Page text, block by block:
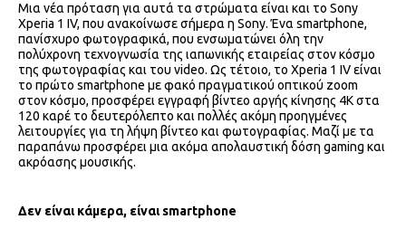
Μια νέα πρόταση για αυτά τα στρώματα είναι και το Sony
Xperia 1 IV, που ανακοίνωσε σήμερα η Sony. Ένα smartphone,
πανίσχυρο φωτογραφικά, που ενσωματώνει όλη την
πολύχρονη τεχνογνωσία της ιαπωνικής εταιρείας στον κόσμο
της φωτογραφίας και του video. Ως τέτοιο, το Xperia 1 IV είναι
το πρώτο smartphone με φακό πραγματικού οπτικού zoom
στον κόσμο, προσφέρει εγγραφή βίντεο αργής κίνησης 4Κ στα
120 καρέ το δευτερόλεπτο και πολλές ακόμη προηγμένες
λειτουργίες για τη λήψη βίντεο και φωτογραφίας. Μαζί με τα
παραπάνω προσφέρει μια ακόμα απολαυστική δόση gaming και
ακρόασης μουσικής.
Δεν είναι κάμερα, είναι smartphone